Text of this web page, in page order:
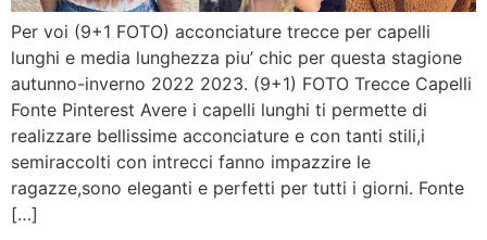
Per voi (9+1 FOTO) acconciature trecce per capelli
lunghi e media lunghezza piu’ chic per questa stagione
autunno-inverno 2022 2023. (9+1) FOTO Trecce Capelli
Fonte Pinterest Avere i capelli lunghi ti permette di
realizzare bellissime acconciature e con tanti stili,i
semiraccolti con intrecci fanno impazzire le
ragazze,sono eleganti e perfetti per tutti i giorni. Fonte
[…]